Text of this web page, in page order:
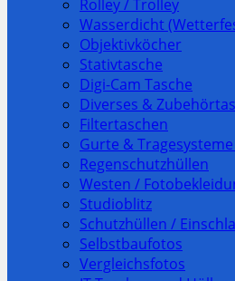
Rolley / Trolley
Wasserdicht
Objektivköcher
Stativtasche
Digi-Cam Tasche
Diverses &
Filtertaschen
Gurte &
Regenschutzhüllen
Westen /
Studioblitz
Schutzhüllen /
Selbstbaufotos
Vergleichsfotos